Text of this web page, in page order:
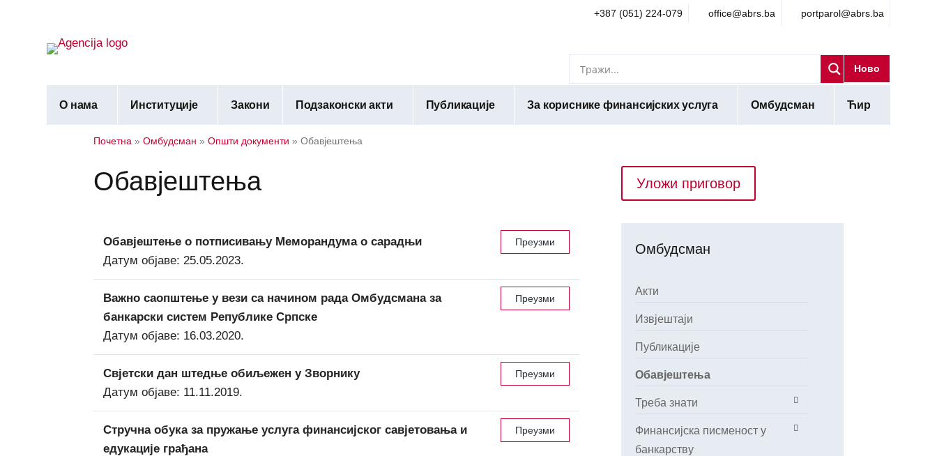
+387 (051) 224-079 office@abrs.ba portparol@abrs.ba
Ново
О нама Институције Закони Подзаконски акти Публикације За кориснике финансијских услуга Омбудсман Ћир
Почетна »Омбудсман »Општи документи »Обавјештења
Обавјештења Уложи приговор
Обавјештење о потписивању Меморандума о сарадњи
Датум објаве: 25.05.2023.
Преузми
Важно саопштење у вези са начином рада Омбудсмана за
банкарски систем Републике Српске
Датум објаве: 16.03.2020.
Преузми
Свјетски дан штедње обиљежен у Зворнику
Датум објаве: 11.11.2019.
Преузми
Стручна обука за пружање услуга финансијског савјетовања и
едукације грађана
Преузми
Омбудсман
Акти
Извјештаји
Публикације
Обавјештења
Треба знати
Финансијска писменост у
банкарству